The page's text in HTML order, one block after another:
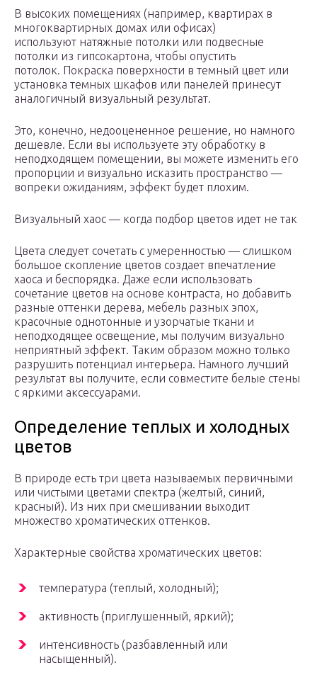
В высоких помещениях (например, квартирах в
многоквартирных домах или офисах)
используют натяжные потолки или подвесные
потолки из гипсокартона, чтобы опустить
потолок. Покраска поверхности в темный цвет или
установка темных шкафов или панелей принесут
аналогичный визуальный результат.
Это, конечно, недооцененное решение, но намного
дешевле. Если вы используете эту обработку в
неподходящем помещении, вы можете изменить его
пропорции и визуально исказить пространство —
вопреки ожиданиям, эффект будет плохим.
Визуальный хаос — когда подбор цветов идет не так
Цвета следует сочетать с умеренностью — слишком
большое скопление цветов создает впечатление
хаоса и беспорядка. Даже если использовать
сочетание цветов на основе контраста, но добавить
разные оттенки дерева, мебель разных эпох,
красочные однотонные и узорчатые ткани и
неподходящее освещение, мы получим визуально
неприятный эффект. Таким образом можно только
разрушить потенциал интерьера. Намного лучший
результат вы получите, если совместите белые стены
с яркими аксессуарами.
Определение теплых и холодных
цветов
В природе есть три цвета называемых первичными
или чистыми цветами спектра (желтый, синий,
красный). Из них при смешивании выходит
множество хроматических оттенков.
Характерные свойства хроматических цветов:
температура (теплый, холодный);
активность (приглушенный, яркий);
интенсивность (разбавленный или
насыщенный).